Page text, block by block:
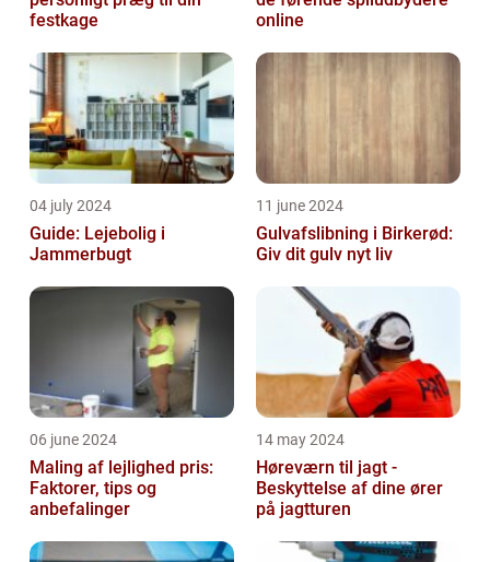
festkage
online
04 july 2024
Guide: Lejebolig i
Jammerbugt
11 june 2024
Gulvafslibning i Birkerød:
Giv dit gulv nyt liv
06 june 2024
Maling af lejlighed pris:
Faktorer, tips og
anbefalinger
14 may 2024
Høreværn til jagt -
Beskyttelse af dine ører
på jagtturen